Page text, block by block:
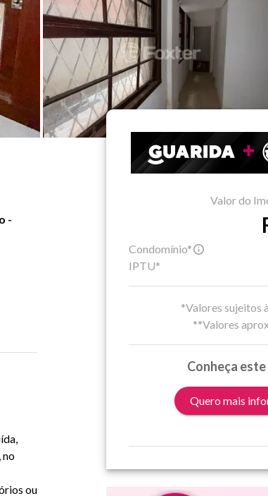
-
no
ou
Valor do
Condomínio*
IPTU*
*Valores sujeitos
**Valores
Conheça
Quero mais